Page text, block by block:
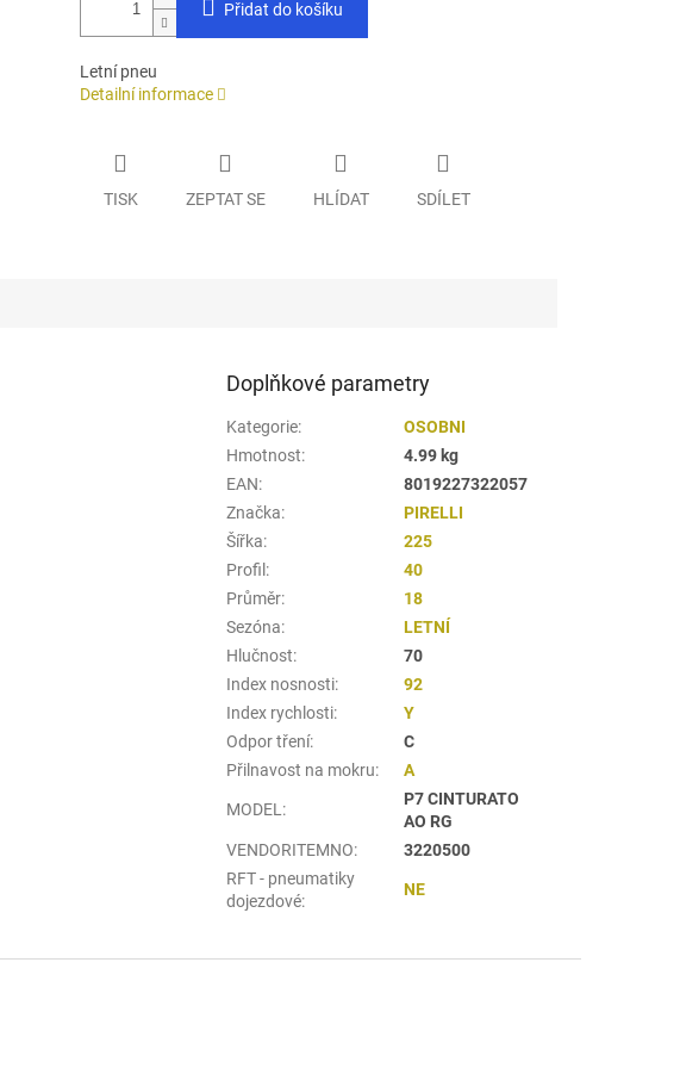
Přidat do košíku
Letní pneu
Detailní informace
TISK ZEPTAT SE HLÍDAT SDÍLET
Doplňkové parametry
Kategorie:
OSOBNI
Hmotnost:
4.99 kg
EAN:
8019227322057
Značka:
PIRELLI
Šířka:
225
Profil :
40
Průměr:
18
Sezóna:
LETNÍ
Hlučnost:
70
Index nosnosti:
92
Index rychlosti:
Y
Odpor tření:
C
Přilnavost na mokru: A
MODEL :
P7 CINTURATO
AO RG
VENDORITEMNO:
3220500
RFT - pneumatiky
dojezdové:
NE